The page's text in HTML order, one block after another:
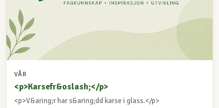
VÅR
<p>Karsefr&oslash;</p>
<p>V&aring;r har s&aring;dd karse i glass.</p>